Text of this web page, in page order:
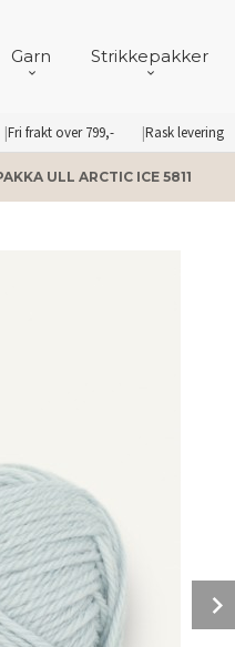
Fri frakt over 799,- Rask levering
Garn Strikkepakker
ULL ARCTIC ICE 5811